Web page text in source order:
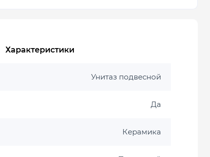
Характеристики
Унитаз подвесной
Да
Керамика